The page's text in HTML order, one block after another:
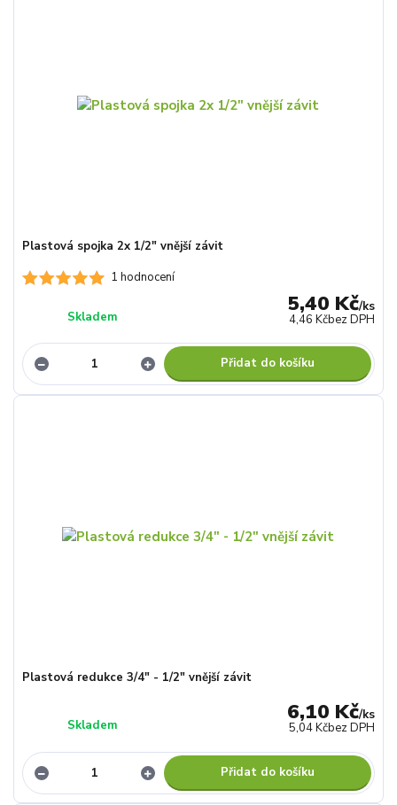
1 hodnocení
Plastová spojka 2x 1/2" vnější závit
5,40 Kč/ks
4,46 Kčbez DPH
Skladem
Přidat do košíku
Plastová redukce 3/4" - 1/2" vnější závit
6,10 Kč/ks
5,04 Kčbez DPH
Skladem
Přidat do košíku